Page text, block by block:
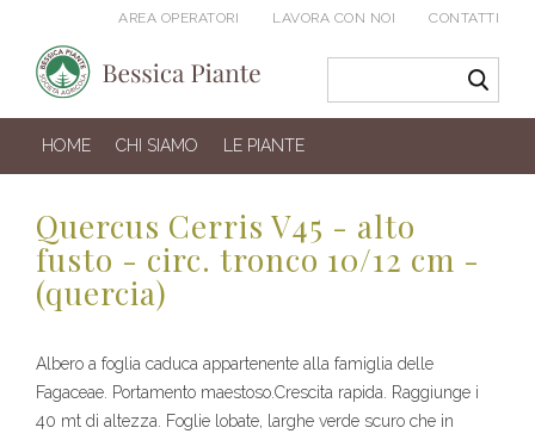
AREA OPERATORI LAVORA CON NOI CONTATTI
HOME CHI SIAMO LE PIANTE
Quercus Cerris V45 - alto
fusto - circ. tronco 10/12 cm -
(quercia)
Albero a foglia caduca appartenente alla famiglia delle
Fagaceae. Portamento maestoso.Crescita rapida. Raggiunge i
40 mt di altezza. Foglie lobate, larghe verde scuro che in